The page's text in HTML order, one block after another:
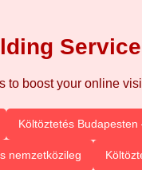
to boost your online
Költöztetés Budapesten
nemzetközileg